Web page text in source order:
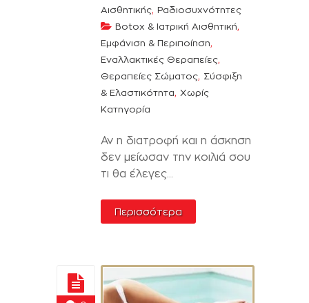
Αισθητικής, Ραδιοσυχνότητες
Botox & Ιατρική Αισθητική,
Εμφάνιση & Περιποίηση,
Εναλλακτικές Θεραπείες,
Θεραπείες Σώματος, Σύσφιξη
& Ελαστικότητα, Χωρίς
Κατηγορία
Αν η διατροφή και η άσκηση
δεν μείωσαν την κοιλιά σου
τι θα έλεγες...
Περισσότερα